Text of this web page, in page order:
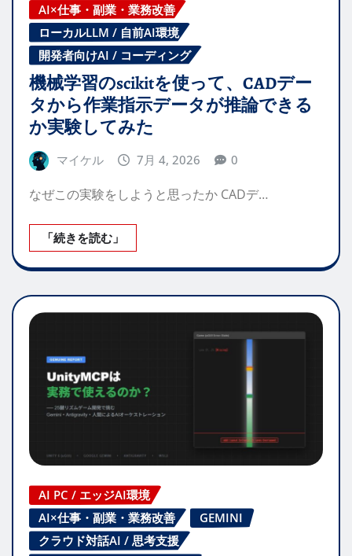
AI×仕事・副業・業務改善
ローカルLLM / 自前AI環境
開発者向けAI / コーディング
機械学習のscikitを使って、CADデー
タから作業指示データが推論できる
か実験してみた
マイケル 7月 4, 2026 0
なぜこの実験をしようと思ったか CADデ…
「続きを読む」
AI PC / エッジAI環境
AI×仕事・副業・業務改善
GEMINI
クラウド対話AI / 思考支援